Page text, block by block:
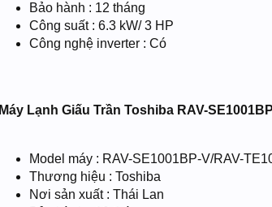
Bảo hành : 12 tháng
Công suất : 6.3 kW/ 3 HP
Công nghệ inverter : Có
Máy Lạnh Giấu Trần Toshiba RAV-
Model máy : RAV-SE1001BP-V/RAV-
Thương hiệu : Toshiba
Nơi sản xuất : Thái Lan